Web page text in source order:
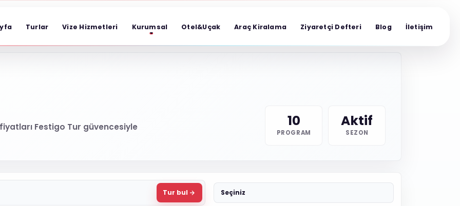
Turlar Vize Hizmetleri Kurumsal Otel&Uçak Araç Kiralama Ziyaretçi Defteri Blog İletişim
Festigo Tur güvencesiyle 10
PROGRAM
Aktif
SEZON
Tur bul